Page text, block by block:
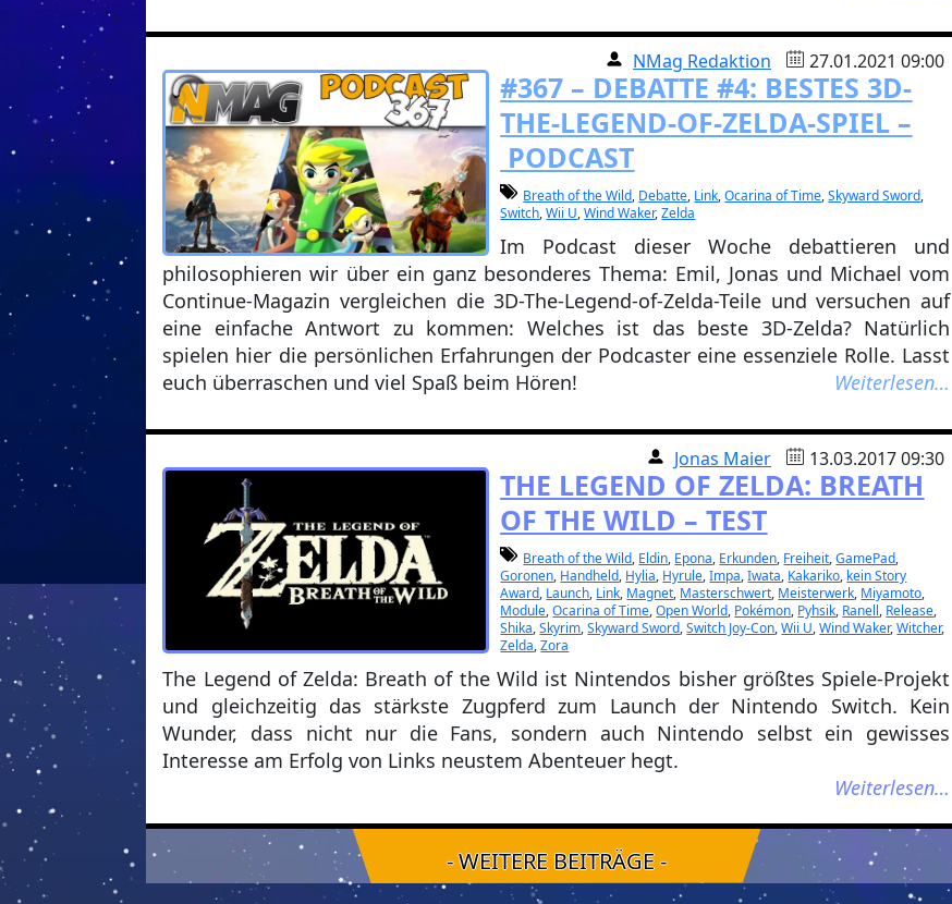
NMag Redaktion 27.01.2021 09:00
#367 – DEBATTE #4: BESTES 3D-
THE-LEGEND-OF-ZELDA-SPIEL –
PODCAST
Breath of the Wild, Debatte, Link,Ocarina of Time,Skyward Sword,
Switch,Wii U,Wind Waker,Zelda
Im Podcast dieser Woche debattieren und
philosophieren wir über ein ganz besonderes Thema: Emil, Jonas und Michael vom
Continue-Magazin vergleichen die 3D-The-Legend-of-Zelda-Teile und versuchen auf
eine einfache Antwort zu kommen: Welches ist das beste 3D-Zelda? Natürlich
spielen hier die persönlichen Erfahrungen der Podcaster eine essenziele Rolle. Lasst
euch überraschen und viel Spaß beim Hören!
Weiterlesen…
Jonas Maier 13.03.2017 09:30
THE LEGEND OF ZELDA: BREATH
OF THE WILD – TEST
Breath of the Wild, Eldin, Epona, Erkunden, Freiheit,GamePad,
Goronen, Handheld, Hylia, Hyrule,Impa,Iwata, Kakariko, kein Story
Award, Launch, Link, Magnet, Masterschwert, Meisterwerk, Miyamoto,
Module,Ocarina of Time,Open World, Pokémon, Pyhsik, Ranell, Release,
Shika,Skyrim,Skyward Sword,Switch Joy-Con,Wii U,Wind Waker,Witcher,
Zelda,Zora
The Legend of Zelda: Breath of the Wild ist Nintendos bisher größtes Spiele-Projekt
und gleichzeitig das stärkste Zugpferd zum Launch der Nintendo Switch. Kein
Wunder, dass nicht nur die Fans, sondern auch Nintendo selbst ein gewisses
Interesse am Erfolg von Links neustem Abenteuer hegt.
Weiterlesen…
- WEITERE BEITRÄGE -